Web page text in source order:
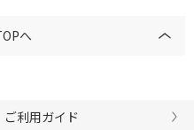
へ
ご利用ガイド